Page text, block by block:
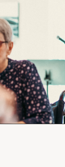
Faire le
Les 6
Votre
Ce qui
Votre